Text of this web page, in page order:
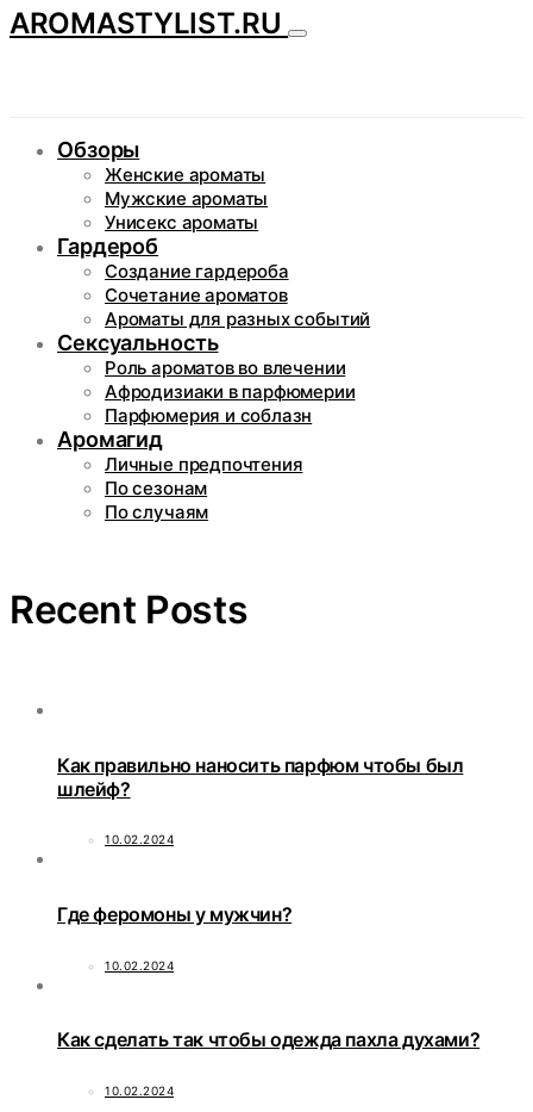
AROMASTYLIST.RU
Обзоры
Женские ароматы
Мужские ароматы
Унисекс ароматы
Гардероб
Создание гардероба
Сочетание ароматов
Ароматы для разных событий
Сексуальность
Роль ароматов во влечении
Афродизиаки в парфюмерии
Парфюмерия и соблазн
Аромагид
Личные предпочтения
По сезонам
По случаям
Recent Posts
Как правильно наносить парфюм чтобы был
шлейф?
10.02.2024
Где феромоны у мужчин?
10.02.2024
Как сделать так чтобы одежда пахла духами?
10.02.2024